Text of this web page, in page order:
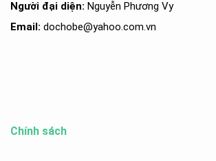
Người đại diện: Nguyễn Phương Vy
Email: dochobe@yahoo.com.vn
Chính sách